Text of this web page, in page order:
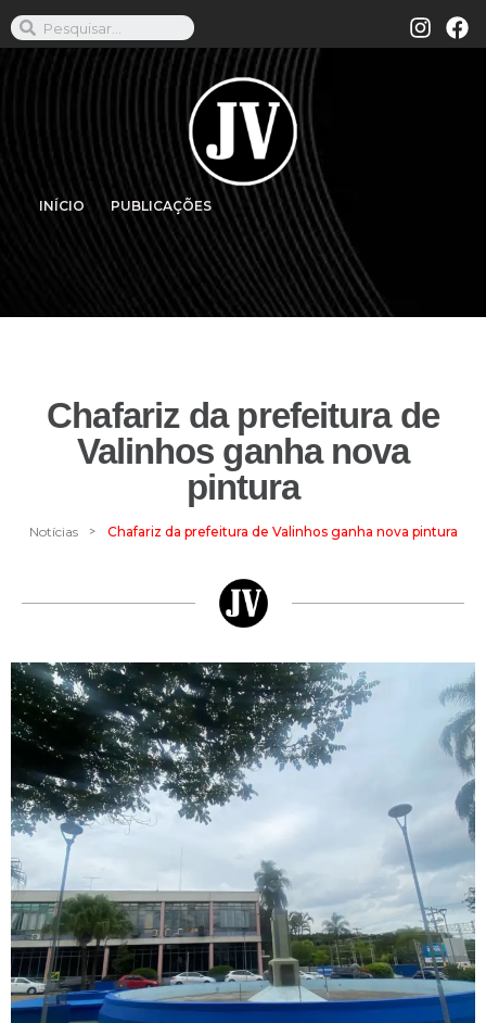
INÍCIO PUBLICAÇÕES
Chafariz da prefeitura de
Valinhos ganha nova
pintura
Notícias > Chafariz da prefeitura de Valinhos ganha nova pintura